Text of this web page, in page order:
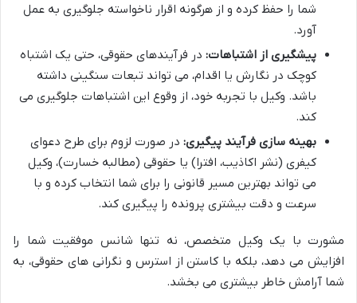
شما را حفظ کرده و از هرگونه اقرار ناخواسته جلوگیری به عمل
آورد.
پیشگیری از اشتباهات: در فرآیندهای حقوقی، حتی یک اشتباه
کوچک در نگارش یا اقدام، می تواند تبعات سنگینی داشته
باشد. وکیل با تجربه خود، از وقوع این اشتباهات جلوگیری می
کند.
بهینه سازی فرآیند پیگیری: در صورت لزوم برای طرح دعوای
کیفری (نشر اکاذیب، افترا) یا حقوقی (مطالبه خسارت)، وکیل
می تواند بهترین مسیر قانونی را برای شما انتخاب کرده و با
سرعت و دقت بیشتری پرونده را پیگیری کند.
مشورت با یک وکیل متخصص، نه تنها شانس موفقیت شما را
افزایش می دهد، بلکه با کاستن از استرس و نگرانی های حقوقی، به
شما آرامش خاطر بیشتری می بخشد.